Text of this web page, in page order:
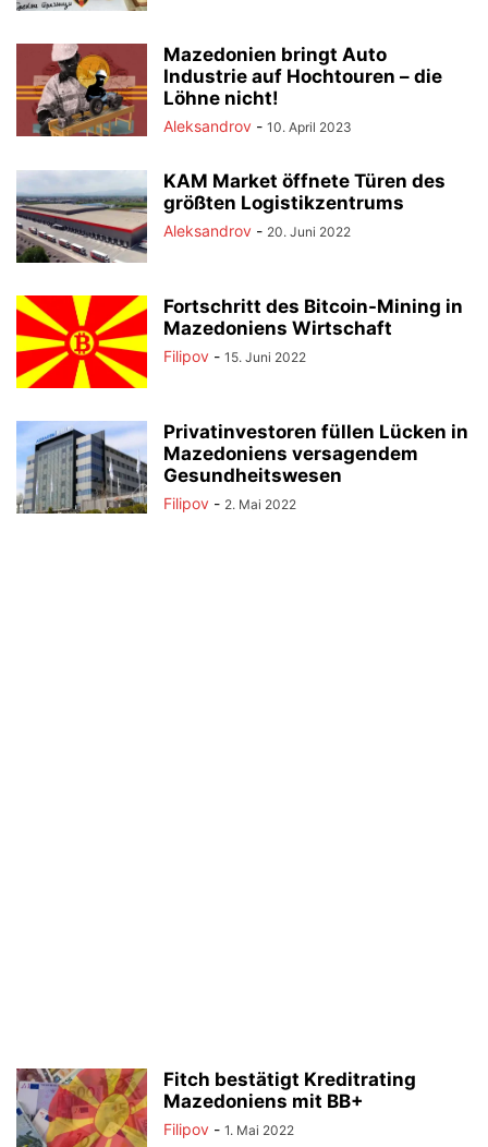
Mazedonien bringt Auto
Industrie auf Hochtouren – die
Löhne nicht!
Aleksandrov - 10. April 2023
KAM Market öffnete Türen des
größten Logistikzentrums
Aleksandrov - 20. Juni 2022
Fortschritt des Bitcoin-Mining in
Mazedoniens Wirtschaft
Filipov - 15. Juni 2022
Privatinvestoren füllen Lücken in
Mazedoniens versagendem
Gesundheitswesen
Filipov - 2. Mai 2022
Fitch bestätigt Kreditrating
Mazedoniens mit BB+
Filipov - 1. Mai 2022